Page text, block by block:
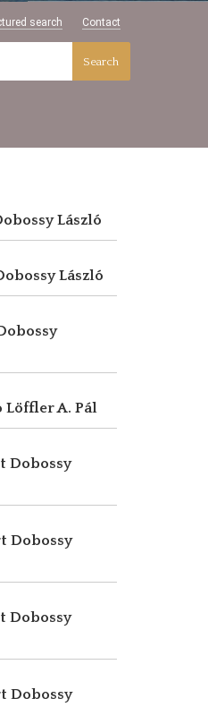
search Contact
Search
László
László
Löffler A. Pál
Dobossy
Dobossy
Dobossy
Dobossy